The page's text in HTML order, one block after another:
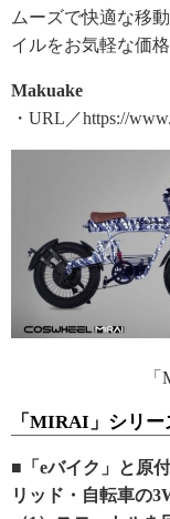
ムーズで快適な移
イルをお気軽な価
Makuake
・URL／https://
「MIRAI」シリ
■「eバイク」と原
リッド・自転車の